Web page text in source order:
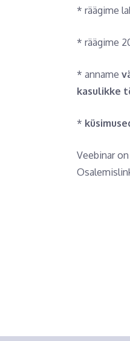
* räägime
* räägime
* anname
kasulikke
*
Veebinar